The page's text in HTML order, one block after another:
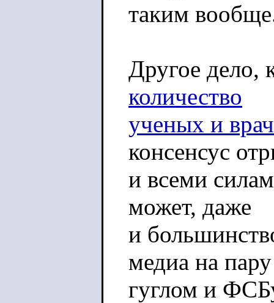
таким
Другое дело,
количество
ученых и
консенсус
и всеми
может, даже
и
медиа на
гуглом и